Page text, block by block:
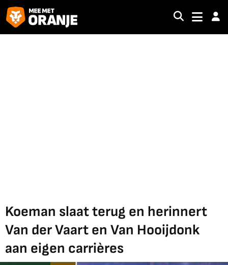
Koeman slaat terug en herinnert
Van der Vaart en Van Hooijdonk
aan eigen carrières